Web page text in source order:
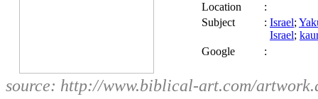
Location
:
Subject
: Israel;
Israel;
Google
:
source: http://www.biblical-art.com/